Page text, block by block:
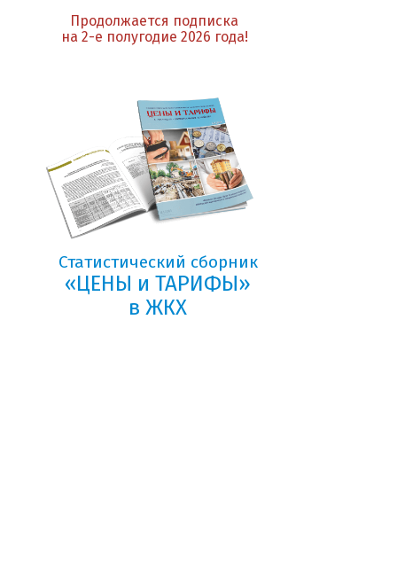
Продолжается подписка
на 2-е полугодие 2026 года!
Статистический сборник
«ЦЕНЫ и ТАРИФЫ»
в ЖКХ